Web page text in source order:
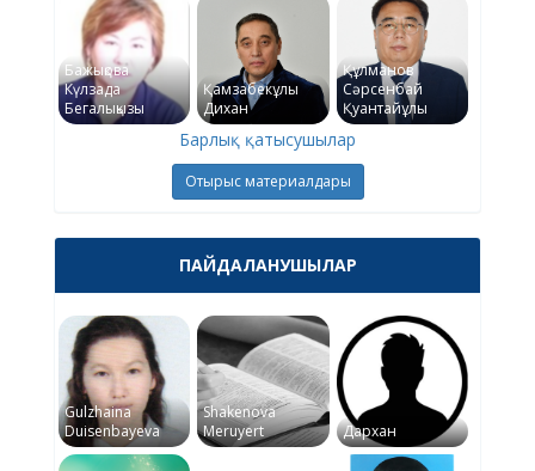
Бажықова
Күлзада
Бегалықызы
Қамзабекұлы
Дихан
Құлманов
Сәрсенбай
Қуантайұлы
Барлық қатысушылар
Отырыс материалдары
ПАЙДАЛАНУШЫЛАР
Gulzhaina
Duisenbayeva
Shakenova
Meruyert
Дархан